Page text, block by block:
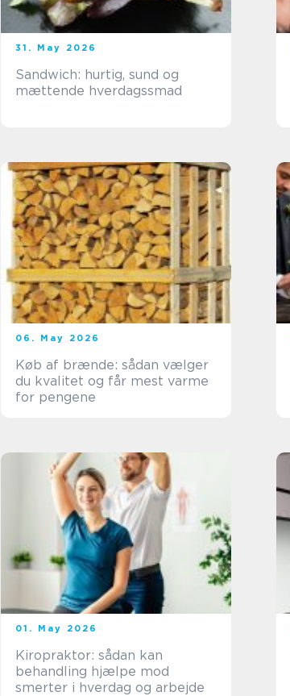
31. May 2026
Sandwich: hurtig, sund og
mættende hverdagssmad
06. May 2026
Køb af brænde: sådan vælger
du kvalitet og får mest varme
for pengene
01. May 2026
Kiropraktor: sådan kan
behandling hjælpe mod
smerter i hverdag og arbejde